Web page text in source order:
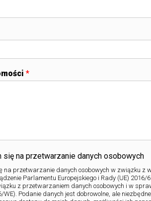
*
się na przetwarzanie danych osobowych
na przetwarzanie danych osobowych w związku z
Parlamentu Europejskiego i Rady (UE)
z przetwarzaniem danych osobowych i w
WE). Podanie danych jest dobrowolne, ale